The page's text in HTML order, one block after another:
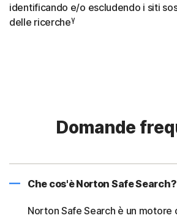
identificando e/o escludendo i siti
delle ricercheγ
Domande
Che cos'è Norton Safe Search?
Norton Safe Search è un